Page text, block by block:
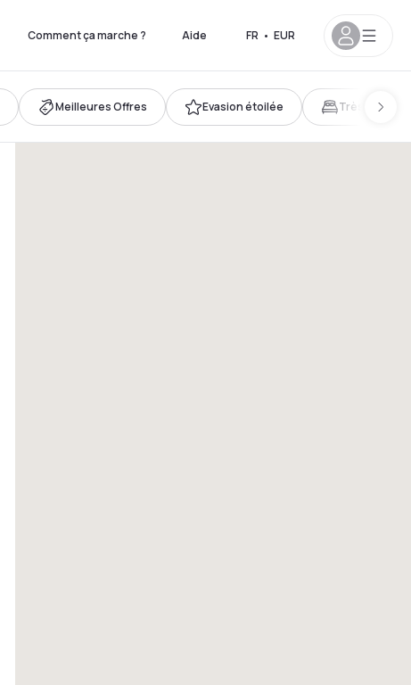
Comment ça marche ? Aide FR • EUR
Meilleures Offres Evasion étoilée Très grand lit